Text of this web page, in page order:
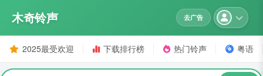
木奇铃声 去广告
2025最受欢迎 下载排行榜 热门铃声 粤语